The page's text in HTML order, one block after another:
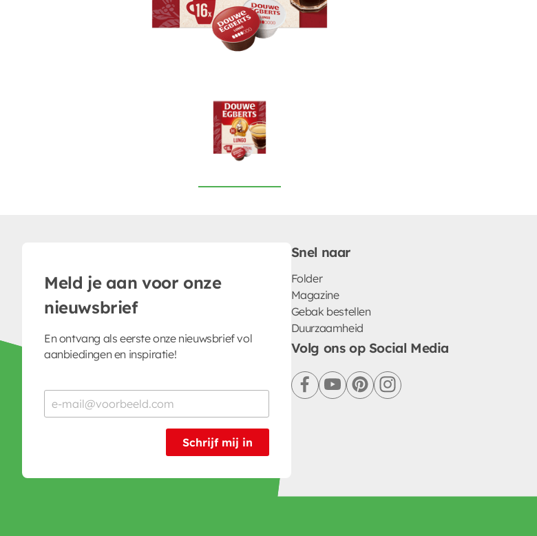
Meld je aan voor onze
nieuwsbrief
En ontvang als eerste onze nieuwsbrief vol
aanbiedingen en inspiratie!
Schrijf mij in
Snel naar
Folder
Magazine
Gebak bestellen
Duurzaamheid
Volg ons op Social Media
facebookyoutubepinterestinstagram